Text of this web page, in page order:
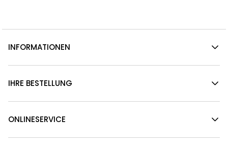
INFORMATIONEN
IHRE BESTELLUNG
ONLINESERVICE